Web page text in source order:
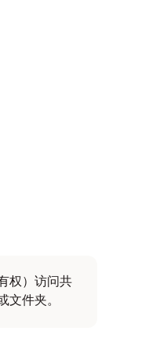
权）访问共
件夹。